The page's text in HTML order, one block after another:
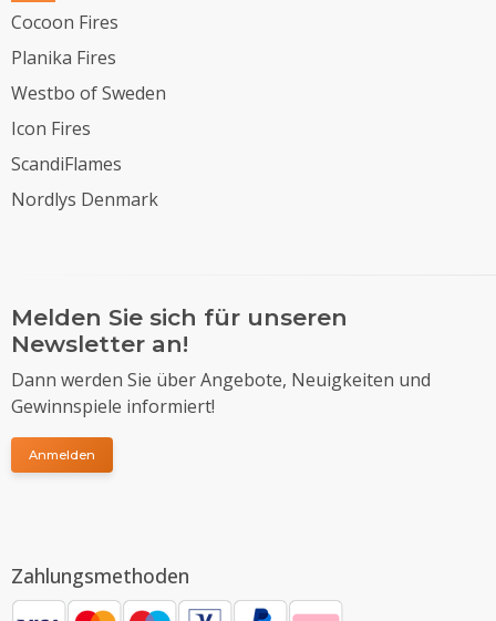
Cocoon Fires
Planika Fires
Westbo of Sweden
Icon Fires
ScandiFlames
Nordlys Denmark
Melden Sie sich für unseren
Newsletter an!
Dann werden Sie über Angebote, Neuigkeiten und
Gewinnspiele informiert!
Anmelden
Zahlungsmethoden